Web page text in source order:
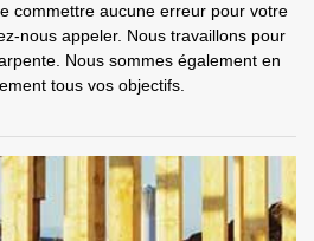
commettre aucune erreur pour votre
nous appeler. Nous travaillons pour
Nous sommes également en
tous vos objectifs.